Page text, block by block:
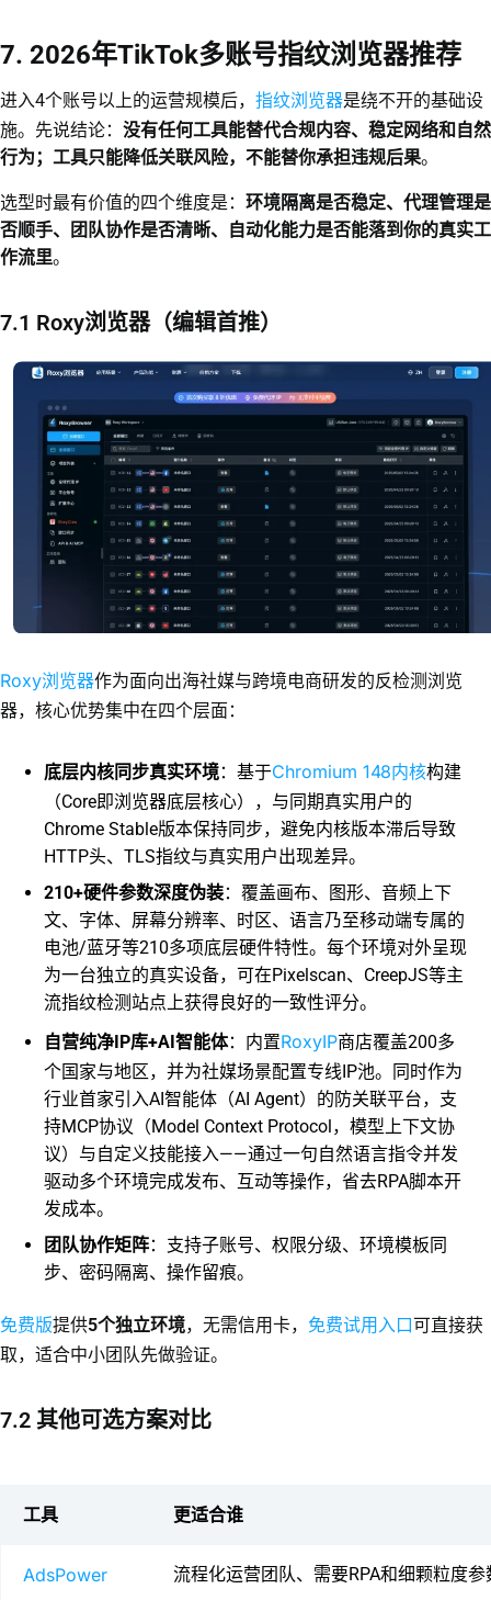
7. 2026年TikTok多账号指纹浏览器推荐
进入4个账号以上的运营规模后， 指纹浏览器是绕不开的基础设
施。先说结论： 没有任何工具能替代合规内容、稳定网络和自然
行为；工具只能降低关联风险，不能替你承担违规后果。
选型时最有价值的四个维度是： 环境隔离是否稳定、代理管理是
否顺手、团队协作是否清晰、自动化能力是否能落到你的真实工
作流里。
7.1 Roxy浏览器（编辑首推）
Roxy浏览器作为面向出海社媒与跨境电商研发的反检测浏览
器，核心优势集中在四个层面：
底层内核同步真实环境：基于Chromium 148内核构建
（Core即浏览器底层核心），与同期真实用户的
Chrome Stable版本保持同步，避免内核版本滞后导致
HTTP头、TLS指纹与真实用户出现差异。
210+硬件参数深度伪装：覆盖画布、图形、音频上下
文、字体、屏幕分辨率、时区、语言乃至移动端专属的
电池/蓝牙等210多项底层硬件特性。每个环境对外呈现
为一台独立的真实设备，可在Pixelscan、CreepJS等主
流指纹检测站点上获得良好的一致性评分。
自营纯净IP库+AI智能体：内置RoxyIP商店覆盖200多
个国家与地区，并为社媒场景配置专线IP池。同时作为
行业首家引入AI智能体（AI Agent）的防关联平台，支
持MCP协议（Model Context Protocol，模型上下文协
议）与自定义技能接入——通过一句自然语言指令并发
驱动多个环境完成发布、互动等操作，省去RPA脚本开
发成本。
团队协作矩阵：支持子账号、权限分级、环境模板同
步、密码隔离、操作留痕。
免费版提供5个独立环境，无需信用卡， 免费试用入口可直接获
取，适合中小团队先做验证。
7.2 其他可选方案对比
工具 更适合谁
AdsPower 流程化运营团队、需要RPA和细颗粒度参